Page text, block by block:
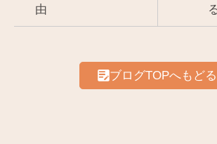
由
ブログTOPへもどる